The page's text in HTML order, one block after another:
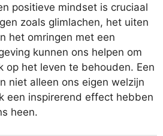
positieve mindset is cruciaal
zoals glimlachen, het uiten
het omringen met een
kunnen ons helpen om
op het leven te behouden. Een
niet alleen ons eigen welzijn
een inspirerend effect hebben
heen.